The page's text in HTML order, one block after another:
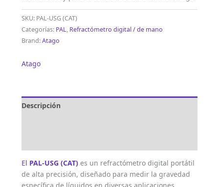
SKU: PAL-USG (CAT)
Categorías: PAL, Refractómetro digital / de mano
Brand:Atago
Atago
Descripción
El PAL-USG (CAT) es un refractómetro digital portátil
de alta precisión, diseñado para medir la gravedad